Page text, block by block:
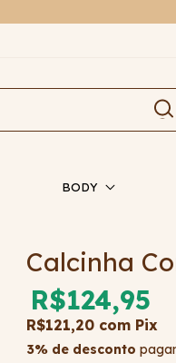
BODY
Calcinha
R$124,95
R$121,20 com Pix
3% de desconto